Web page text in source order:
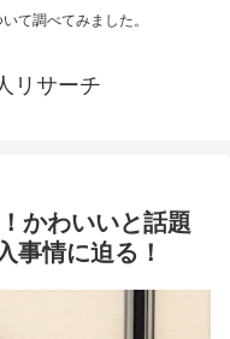
て調べてみました。
リサーチ
かわいいと話題
事情に迫る！